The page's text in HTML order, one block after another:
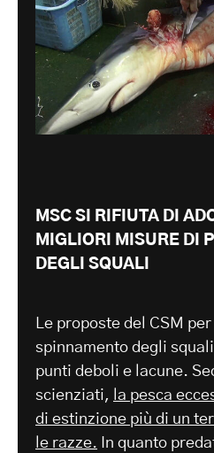
MSC SI RIFIUTA DI
MIGLIORI MISURE DI
DEGLI SQUALI
Le proposte del CSM
spinnamento degli
punti deboli e lacune.
scienziati,
la pesca
di estinzione più di un
le razze. In quanto